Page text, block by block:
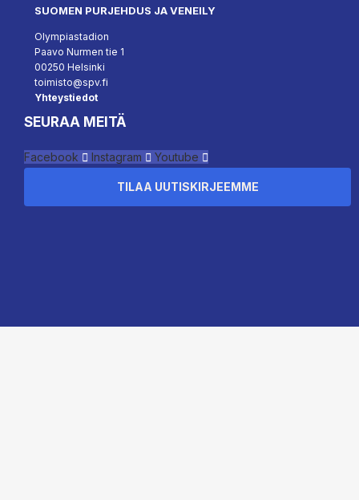
SUOMEN PURJEHDUS JA VENEILY
Olympiastadion
Paavo Nurmen tie 1
00250 Helsinki
toimisto@spv.fi
Yhteystiedot
SEURAA MEITÄ
Facebook Instagram Youtube
TILAA UUTISKIRJEEMME